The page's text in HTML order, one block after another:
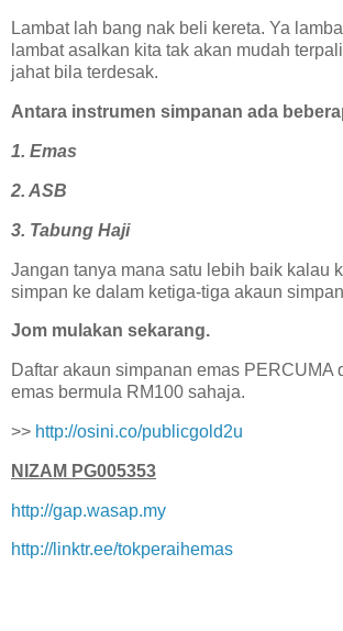
Lambat lah bang nak beli kereta. Ya
lambat asalkan kita tak akan mudah
jahat bila terdesak.
Antara instrumen simpanan ada
1. Emas
2. ASB
3. Tabung Haji
Jangan tanya mana satu lebih baik kalau
simpan ke dalam ketiga-tiga akaun
Jom mulakan sekarang.
Daftar akaun simpanan emas PERCUMA
emas bermula RM100 sahaja.
>> http://osini.co/publicgold2u
NIZAM PG005353
http://gap.wasap.my
http://linktr.ee/tokperaihemas